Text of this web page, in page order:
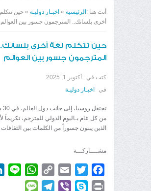
أنت هنا : الرئيسية » اخبـار دوليـة » حين
أخرى بلسانك.. المترجمون جسور بين العوالم
حين تتكلم لغة أخرى
المترجمون جسور بين العوالم
كتب في : أكتوبر 1, 2025
في
اخبـار دوليـة
من كل عام بـاليوم الدولي للمترجم، تكريماً
الذين يبنون جسوراً من الكلمات بين الثقافات
مشــــاركـــة
Facebook
Twitter
Email
Copy
Link
Print
Skype
Viber
Telegram